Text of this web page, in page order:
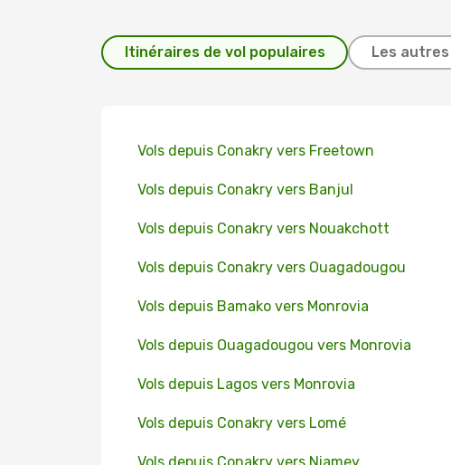
Itinéraires de vol populaires Les
Vols depuis Conakry vers Freetown
Vols depuis Conakry vers Banjul
Vols depuis Conakry vers Nouakchott
Vols depuis Conakry vers Ouagadougou
Vols depuis Bamako vers Monrovia
Vols depuis Ouagadougou vers Monrovia
Vols depuis Lagos vers Monrovia
Vols depuis Conakry vers Lomé